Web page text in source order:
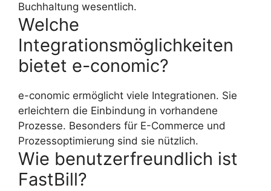
Buchhaltung wesentlich.
Welche
Integrationsmöglichkeiten
bietet e-conomic?
e-conomic ermöglicht viele Integrationen. Sie
erleichtern die Einbindung in vorhandene
Prozesse. Besonders für E-Commerce und
Prozessoptimierung sind sie nützlich.
Wie benutzerfreundlich ist
FastBill?